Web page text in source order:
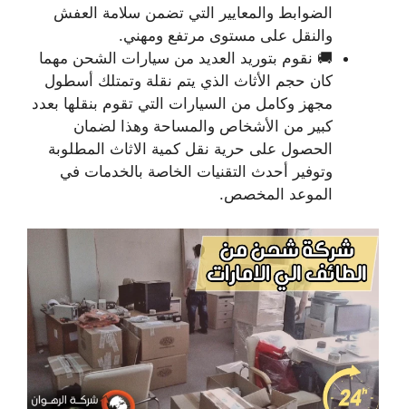
الضوابط والمعايير التي تضمن سلامة العفش
والنقل على مستوى مرتفع ومهني.
🚚 نقوم بتوريد العديد من سيارات الشحن مهما
كان حجم الأثاث الذي يتم نقلة وتمتلك أسطول
مجهز وكامل من السيارات التي تقوم بنقلها بعدد
كبير من الأشخاص والمساحة وهذا لضمان
الحصول على حرية نقل كمية الاثاث المطلوبة
وتوفير أحدث التقنيات الخاصة بالخدمات في
الموعد المخصص.